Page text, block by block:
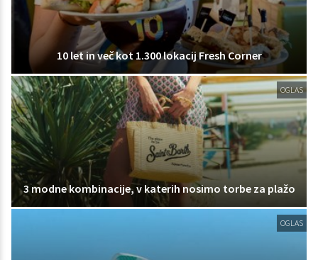
10 let in več kot 1.300 lokacij Fresh Corner
OGLAS
3 modne kombinacije, v katerih nosimo torbe za plažo
OGLAS